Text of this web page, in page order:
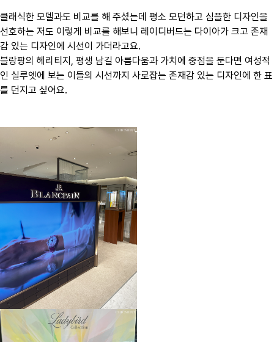
클래식한 모델과도 비교를 해 주셨는데 평소 모던하고 심플한 디자인을
선호하는 저도 이렇게 비교를 해보니 레이디버드는 다이아가 크고 존재
감 있는 디자인에 시선이 가더라고요.
블랑팡의 헤리티지, 평생 남길 아름다움과 가치에 중점을 둔다면 여성적
인 실루엣에 보는 이들의 시선까지 사로잡는 존재감 있는 디자인에 한 표
를 던지고 싶어요.